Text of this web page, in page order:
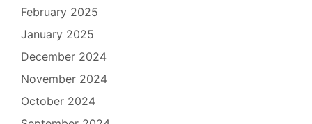
February 2025
January 2025
December 2024
November 2024
October 2024